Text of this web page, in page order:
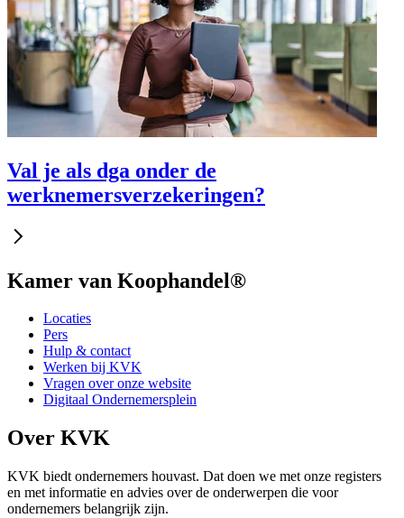
Val je als dga onder de
werknemersverzekeringen?
Kamer van Koophandel®
Locaties
Pers
Hulp & contact
Werken bij KVK
Vragen over onze website
Digitaal Ondernemersplein
Over KVK
KVK biedt ondernemers houvast. Dat doen we met onze registers
en met informatie en advies over de onderwerpen die voor
ondernemers belangrijk zijn.